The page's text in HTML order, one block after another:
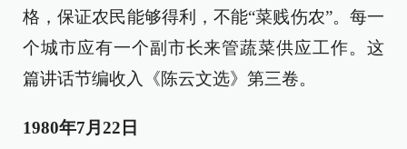
格，保证农民能够得利，不能“菜贱伤农”。每一
个城市应有一个副市长来管蔬菜供应工作。这
篇讲话节编收入《陈云文选》第三卷。
1980年7月22日